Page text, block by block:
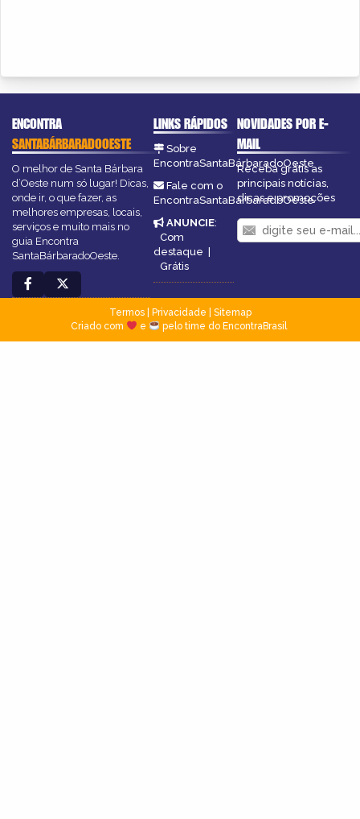
ENCONTRA
SANTABÁRBARADOOESTE
O melhor de Santa Bárbara
d’Oeste num só lugar! Dicas,
onde ir, o que fazer, as
melhores empresas, locais,
serviços e muito mais no
guia Encontra
SantaBárbaradoOeste.
LINKS RÁPIDOS
Sobre
EncontraSantaBárbaradoOeste
Fale com o
EncontraSantaBárbaradoOeste
ANUNCIE:
Com
destaque |
Grátis
NOVIDADES POR E-
MAIL
Receba grátis as
principais notícias,
dicas e promoções
Termos| Privacidade
Sitemap
Criado com
e pelo time do EncontraBrasil